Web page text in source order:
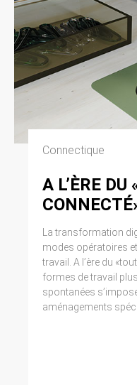
Connectique
A L’ÈRE DU
La transformation
modes opératoires
travail. A l’ère du
formes de travail
spontanées
aménagements